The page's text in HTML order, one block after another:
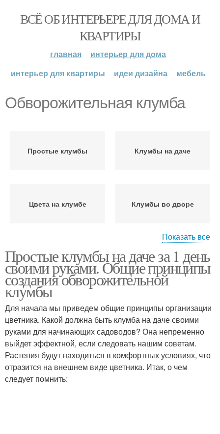
ВСЁ ОБ ИНТЕРЬЕРЕ ДЛЯ ДОМА И
КВАРТИРЫ
главная
интерьер для дома
интерьер для квартиры
идеи дизайна мебель
Обворожительная клумба
Простые клумбы Клумбы на даче
Цвета на клумбе Клумбы во дворе
Оригинальные клумбы Клумбы для цветов
Клумбы из
многолетников
Многолетний клумба
Клумба на даче Красивые клумбы
Показать все
Простые клумбы на даче за 1 день
своими руками. Общие принципы
создания обворожительной
клумбы
Для начала мы приведем общие принципы организации
цветника. Какой должна быть клумба на даче своими
руками для начинающих садоводов? Она непременно
выйдет эффектной, если следовать нашим советам.
Растения будут находиться в комфортных условиях, что
отразится на внешнем виде цветника. Итак, о чем
следует помнить: